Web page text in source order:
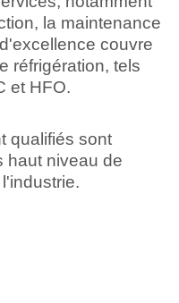
la maintenance
couvre
réfrigération, tels
et HFO.
qualifiés sont
haut niveau de